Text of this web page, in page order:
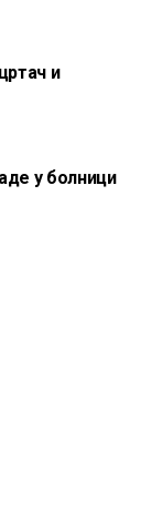
и
у болници